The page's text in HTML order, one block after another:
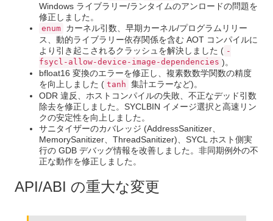
Windows ライブラリー/ランタイムのアンロードの問題を
修正しました。
enum カーネル引数、早期カーネル/プログラムリリー
ス、動的ライブラリー依存関係を含む AOT コンパイルに
より引き起こされるクラッシュを解決しました ( -
fsycl-allow-device-image-dependencies )。
bfloat16 変換のエラーを修正し、複素数数学関数の精度
を向上しました ( tanh 集計エラーなど)。
ODR 違反、ホストコンパイルの失敗、不正なデッド引数
除去を修正しました。SYCLBIN イメージ選択と高速リン
クの安定性を向上しました。
サニタイザーのカバレッジ (AddressSanitizer、
MemorySanitizer、ThreadSanitizer)、SYCL ホスト側実
行の GDB デバッグ情報を改善しました。非同期例外の不
正な動作を修正しました。
API/ABI の重大な変更